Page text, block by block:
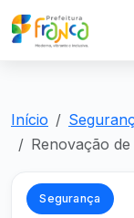
Início
Renovação
Segurança